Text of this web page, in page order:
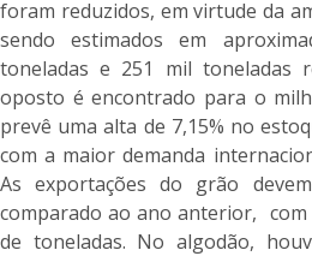
foram reduzidos, em virtude da
sendo estimados em
toneladas e 251 mil toneladas
oposto é encontrado para o
prevê uma alta de 7,15% no
com a maior demanda
As exportações do grão
comparado ao ano anterior, com
de toneladas. No algodão,